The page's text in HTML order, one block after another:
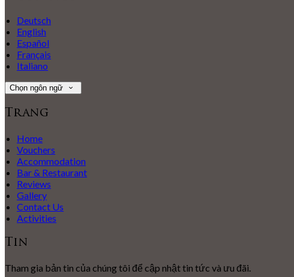
Deutsch
English
Español
Français
Italiano
Chọn ngôn ngữ
Trang
Home
Vouchers
Accommodation
Bar & Restaurant
Reviews
Gallery
Contact Us
Activities
Tin
Tham gia bản tin của chúng tôi để cập nhật tin tức và ưu đãi.